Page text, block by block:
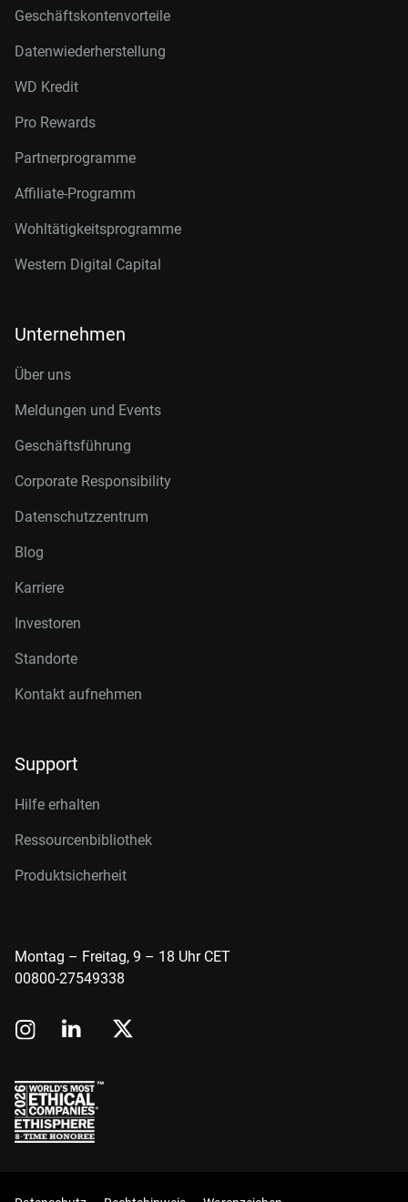
Geschäftskontenvorteile
Datenwiederherstellung
WD Kredit
Pro Rewards
Partnerprogramme
Affiliate-Programm
Wohltätigkeitsprogramme
Western Digital Capital
Unternehmen
Über uns
Meldungen und Events
Geschäftsführung
Corporate Responsibility
Datenschutzzentrum
Blog
Karriere
Investoren
Standorte
Kontakt aufnehmen
Support
Hilfe erhalten
Ressourcenbibliothek
Produktsicherheit
Montag – Freitag, 9 – 18 Uhr CET
00800-27549338